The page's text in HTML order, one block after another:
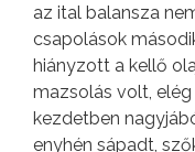
az ital balansza
csapolások
hiányzott a kellő
mazsolás volt,
kezdetben
enyhén sápadt,